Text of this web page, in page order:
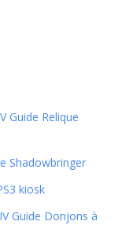
Guide Relique
Shadowbringer
kiosk
Guide Donjons à